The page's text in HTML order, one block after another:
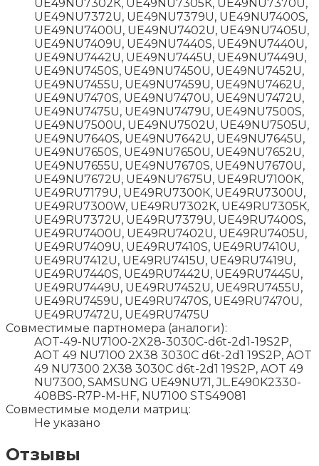
UЕ49NU7302К, UЕ49NU7305К, UЕ49NU7370U,
UЕ49NU7372U, UЕ49NU7379U, UЕ49NU7400S,
UЕ49NU7400U, UЕ49NU7402U, UЕ49NU7405U,
UЕ49NU7409U, UЕ49NU7440S, UЕ49NU7440U,
UЕ49NU7442U, UЕ49NU7445U, UЕ49NU7449U,
UЕ49NU7450S, UЕ49NU7450U, UЕ49NU7452U,
UЕ49NU7455U, UЕ49NU7459U, UЕ49NU7462U,
UЕ49NU7470S, UЕ49NU7470U, UЕ49NU7472U,
UЕ49NU7475U, UЕ49NU7479U, UЕ49NU7500S,
UЕ49NU7500U, UЕ49NU7502U, UЕ49NU7505U,
UЕ49NU7640S, UЕ49NU7642U, UЕ49NU7645U,
UЕ49NU7650S, UЕ49NU7650U, UЕ49NU7652U,
UЕ49NU7655U, UЕ49NU7670S, UЕ49NU7670U,
UЕ49NU7672U, UЕ49NU7675U, UЕ49RU7100К,
UЕ49RU7179U, UЕ49RU7300К, UЕ49RU7300U,
UЕ49RU7300W, UЕ49RU7302К, UЕ49RU7305К,
UЕ49RU7372U, UЕ49RU7379U, UЕ49RU7400S,
UЕ49RU7400U, UЕ49RU7402U, UЕ49RU7405U,
UЕ49RU7409U, UЕ49RU7410S, UЕ49RU7410U,
UЕ49RU7412U, UЕ49RU7415U, UЕ49RU7419U,
UЕ49RU7440S, UЕ49RU7442U, UЕ49RU7445U,
UЕ49RU7449U, UЕ49RU7452U, UЕ49RU7455U,
UЕ49RU7459U, UЕ49RU7470S, UЕ49RU7470U,
UЕ49RU7472U, UЕ49RU7475U
Совместимые партномера (аналоги):
AOT-49-NU7100-2X28-3030C-d6t-2d1-19S2P,
AOT 49 NU7100 2X38 3030C d6t-2d1 19S2P, AOT
49 NU7300 2X38 3030C d6t-2d1 19S2P, AOT 49
NU7300, SAMSUNG UE49NU71, JL.E490K2330-
408BS-R7P-M-HF, NU7100 STS49081
Совместимые модели матриц:
Не указано
Отзывы